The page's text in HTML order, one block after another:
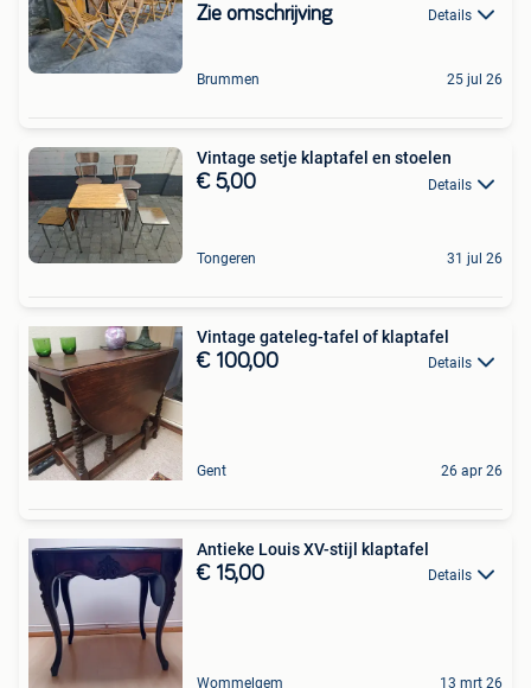
Zie omschrijving Details
Brummen 25 jul 26
Vintage setje klaptafel en stoelen
€ 5,00 Details
Tongeren 31 jul 26
Vintage gateleg-tafel of klaptafel
€ 100,00 Details
Gent 26 apr 26
Antieke Louis XV-stijl klaptafel
€ 15,00 Details
Wommelgem 13 mrt 26